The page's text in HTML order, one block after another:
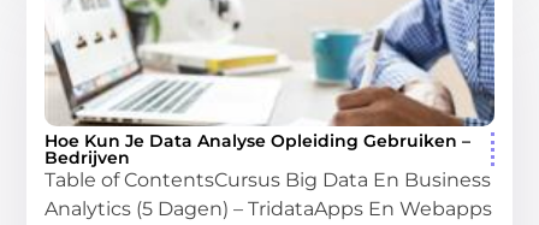
Hoe Kun Je Data Analyse Opleiding Gebruiken –
Bedrijven
Table of ContentsCursus Big Data En Business
Analytics (5 Dagen) – TridataApps En Webapps